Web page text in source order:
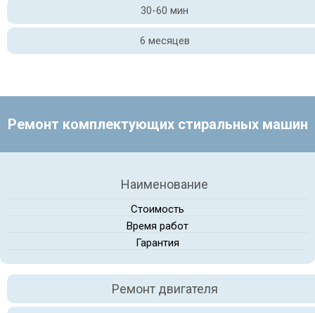
30-60 мин
6 месяцев
Ремонт комплектующих стиральных машин
Наименование
Стоимость
Время работ
Гарантия
Ремонт двигателя